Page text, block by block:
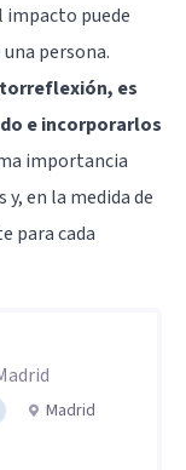
impacto puede
persona.
es
e incorporarlos
importancia
en la medida de
para cada
Madrid